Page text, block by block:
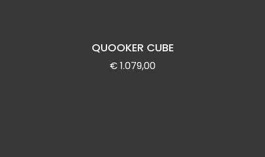
QUOOKER CUBE
€ 1.079,00